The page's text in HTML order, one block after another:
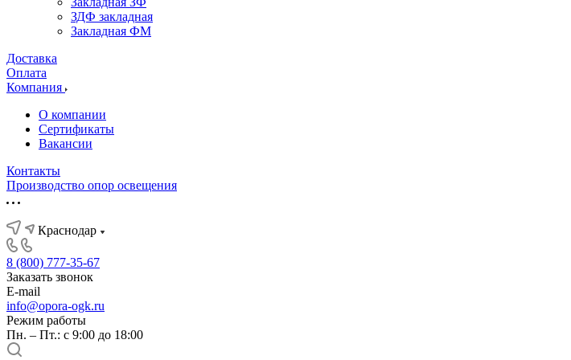
ЗДФ закладная
Закладная ФМ
Доставка
Оплата
Компания
О компании
Сертификаты
Вакансии
Контакты
Производство опор освещения
Краснодар
8 (800) 777-35-67
Заказать звонок
E-mail
info@opora-ogk.ru
Режим работы
Пн. – Пт.: с 9:00 до 18:00